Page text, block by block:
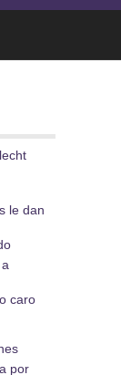
le dan
caro
por